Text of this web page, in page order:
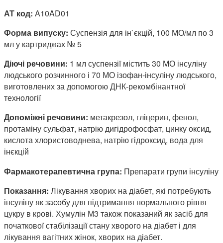
АТ код: A10AD01
Форма випуску: Суспензія для ін`єкцій, 100 МО/мл по 3
мл у картриджах № 5
Діючі речовини: 1 мл суспензії містить 30 МО інсуліну
людського розчинного і 70 МО ізофан-інсуліну людського,
виготовлених за допомогою ДНК-рекомбінантної
технології
Допоміжні речовини: метакрезол, гліцерин, фенол,
протаміну сульфат, натрію дигідрофосфат, цинку оксид,
кислота хлористоводнева, натрію гідроксид, вода для
інєкцій
Фармакотерапевтична група: Препарати групи інсуліну
Показання: Лікування хворих на діабет, які потребують
інсуліну як засобу для підтримання нормального рівня
цукру в крові. Хумулін М3 також показаний як засіб для
початкової стабілізації стану хворого на діабет і для
лікування вагітних жінок, хворих на діабет.